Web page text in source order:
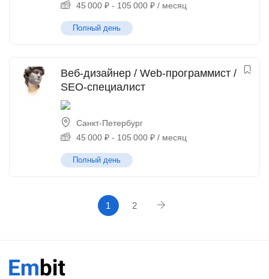
45 000 ₽ - 105 000 ₽ / месяц
Полный день
Веб-дизайнер / Web-программист /
SEO-специалист
Санкт-Петербург
45 000 ₽ - 105 000 ₽ / месяц
Полный день
1 2